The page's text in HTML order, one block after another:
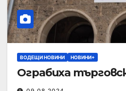
ВОДЕЩИ НОВИНИ НОВИНИ+
Ограбиха